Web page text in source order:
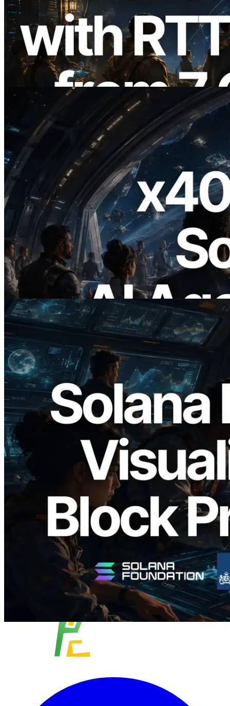
ERPC Memperluas Solana Leader Slot
API dengan Pengukuran Ping dari 7
Region Global — Validators Information
API Juga Diluncurkan
2026.07.04
ERPC Meluncurkan Solana RPC
Berbasis x402 — Era AI Agent
Membayar API yang Dibutuhkan Secara
On Demand
Baca artikel ini
2026.05.24
Validators Solutions Meluncurkan Solana
Block Analyzer — Memvisualisasikan
Waktu Produksi Blok per Slot dan
Validator yang Ditugaskan